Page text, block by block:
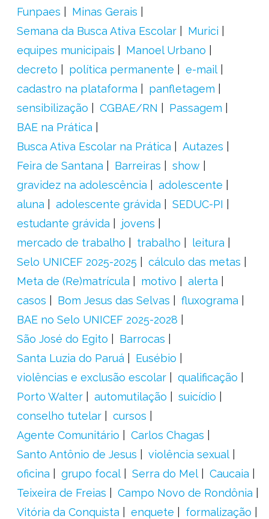
Funpaes
Minas Gerais
Semana da Busca Ativa Escolar
Murici
equipes municipais
Manoel Urbano
decreto
política permanente
e-mail
cadastro na plataforma
panfletagem
sensibilização
CGBAE/RN
Passagem
BAE na Prática
Busca Ativa Escolar na Prática
Autazes
Feira de Santana
Barreiras
show
gravidez na adolescência
adolescente
aluna
adolescente grávida
SEDUC-PI
estudante grávida
jovens
mercado de trabalho
trabalho
leitura
Selo UNICEF 2025-2025
cálculo das metas
Meta de (Re)matrícula
motivo
alerta
casos
Bom Jesus das Selvas
fluxograma
BAE no Selo UNICEF 2025-2028
São José do Egito
Barrocas
Santa Luzia do Paruá
Eusébio
violências e exclusão escolar
qualificação
Porto Walter
automutilação
suicídio
conselho tutelar
cursos
Agente Comunitário
Carlos Chagas
Santo Antônio de Jesus
violência sexual
oficina
grupo focal Serra do Mel
Caucaia
Teixeira de Freias
Campo Novo de Rondônia
Vitória da Conquista
enquete
formalização